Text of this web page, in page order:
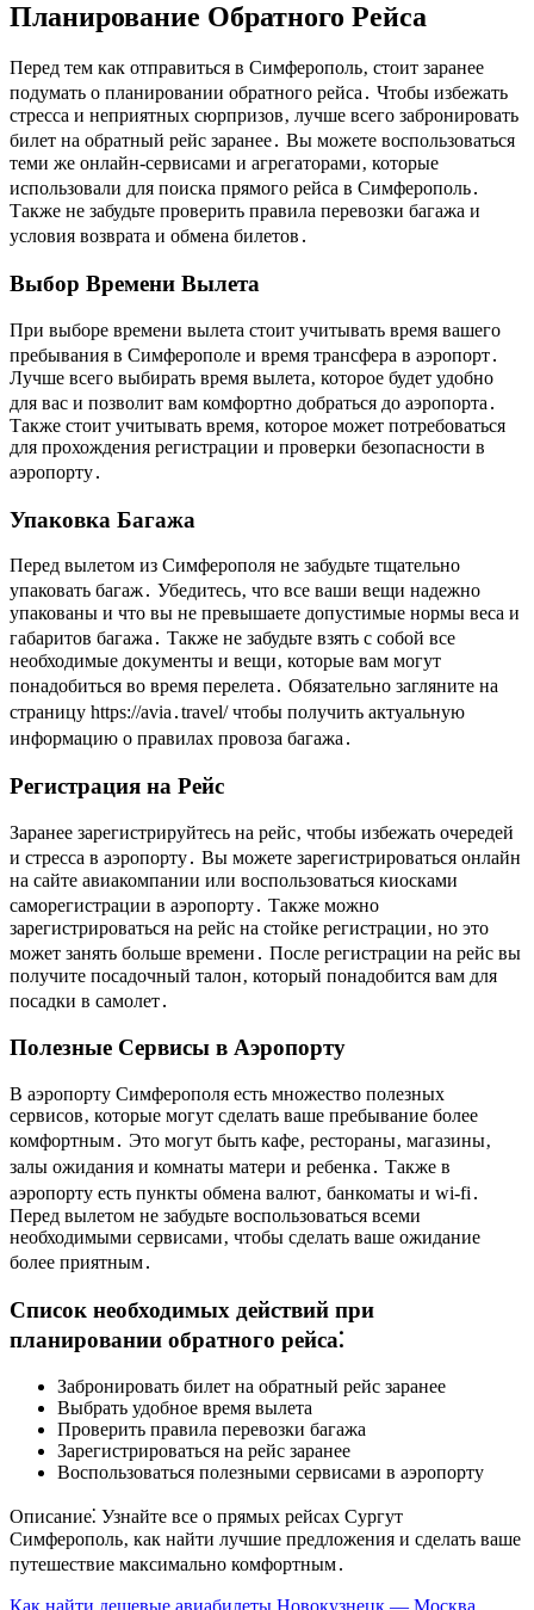
Планирование Обратного Рейса
Перед тем как отправиться в Симферополь‚ стоит заранее
подумать о планировании обратного рейса․ Чтобы избежать
стресса и неприятных сюрпризов‚ лучше всего забронировать
билет на обратный рейс заранее․ Вы можете воспользоваться
теми же онлайн-сервисами и агрегаторами‚ которые
использовали для поиска прямого рейса в Симферополь․
Также не забудьте проверить правила перевозки багажа и
условия возврата и обмена билетов․
Выбор Времени Вылета
При выборе времени вылета стоит учитывать время вашего
пребывания в Симферополе и время трансфера в аэропорт․
Лучше всего выбирать время вылета‚ которое будет удобно
для вас и позволит вам комфортно добраться до аэропорта․
Также стоит учитывать время‚ которое может потребоваться
для прохождения регистрации и проверки безопасности в
аэропорту․
Упаковка Багажа
Перед вылетом из Симферополя не забудьте тщательно
упаковать багаж․ Убедитесь‚ что все ваши вещи надежно
упакованы и что вы не превышаете допустимые нормы веса и
габаритов багажа․ Также не забудьте взять с собой все
необходимые документы и вещи‚ которые вам могут
понадобиться во время перелета․ Обязательно загляните на
страницу https://avia․travel/ чтобы получить актуальную
информацию о правилах провоза багажа․
Регистрация на Рейс
Заранее зарегистрируйтесь на рейс‚ чтобы избежать очередей
и стресса в аэропорту․ Вы можете зарегистрироваться онлайн
на сайте авиакомпании или воспользоваться киосками
саморегистрации в аэропорту․ Также можно
зарегистрироваться на рейс на стойке регистрации‚ но это
может занять больше времени․ После регистрации на рейс вы
получите посадочный талон‚ который понадобится вам для
посадки в самолет․
Полезные Сервисы в Аэропорту
В аэропорту Симферополя есть множество полезных
сервисов‚ которые могут сделать ваше пребывание более
комфортным․ Это могут быть кафе‚ рестораны‚ магазины‚
залы ожидания и комнаты матери и ребенка․ Также в
аэропорту есть пункты обмена валют‚ банкоматы и wi-fi․
Перед вылетом не забудьте воспользоваться всеми
необходимыми сервисами‚ чтобы сделать ваше ожидание
более приятным․
Список необходимых действий при
планировании обратного рейса⁚
Забронировать билет на обратный рейс заранее
Выбрать удобное время вылета
Проверить правила перевозки багажа
Зарегистрироваться на рейс заранее
Воспользоваться полезными сервисами в аэропорту
Описание⁚ Узнайте все о прямых рейсах Сургут
Симферополь‚ как найти лучшие предложения и сделать ваше
путешествие максимально комфортным․
Как найти дешевые авиабилеты Новокузнецк — Москва